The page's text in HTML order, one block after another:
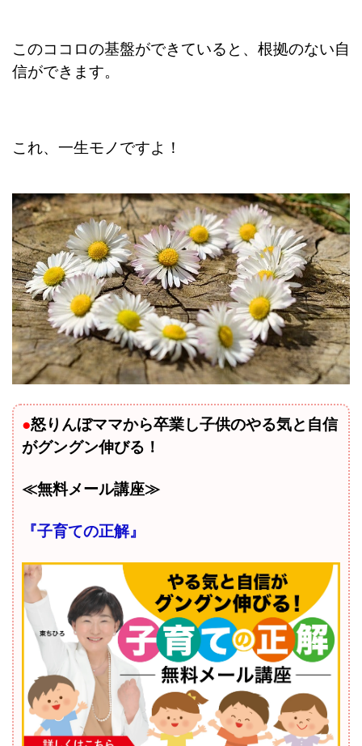
このココロの基盤ができていると、根拠のない自
信ができます。
これ、一生モノですよ！
●怒りんぼママから卒業し子供のやる気と自信
がグングン伸びる！
≪無料メール講座≫
『子育ての正解』